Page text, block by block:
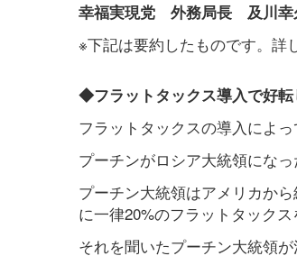
幸福実現党 外務局長 及川幸
※下記は要約したものです。詳
◆フラットタックス導入で好
フラットタックスの導入によ
プーチンがロシア大統領にな
プーチン大統領はアメリカか
に一律20%のフラットタックス
それを聞いたプーチン大統領